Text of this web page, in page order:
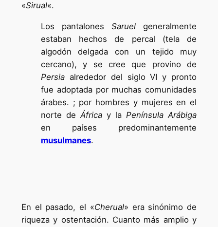
«Sirual«.
Los pantalonesSaruel generalmente
estaban hechos de percal (tela de
algodón delgada con un tejido muy
cercano), y se cree que provino de
Persiaalrededor del siglo VI y pronto
fue adoptada por muchas comunidades
árabes. ; por hombres y mujeres en el
norte de Áfricay la Península Arábiga
en países predominantemente
musulmanes.
En el pasado, el «Cherual» era sinónimo de
riqueza y ostentación. Cuanto más amplio y